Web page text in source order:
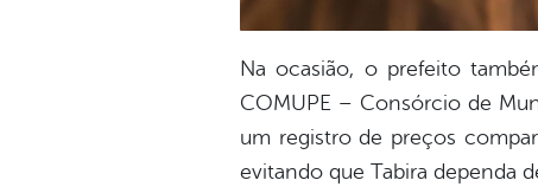
Na ocasião, o prefeito
COMUPE – Consórcio de
um registro de preços
evitando que Tabira dependa